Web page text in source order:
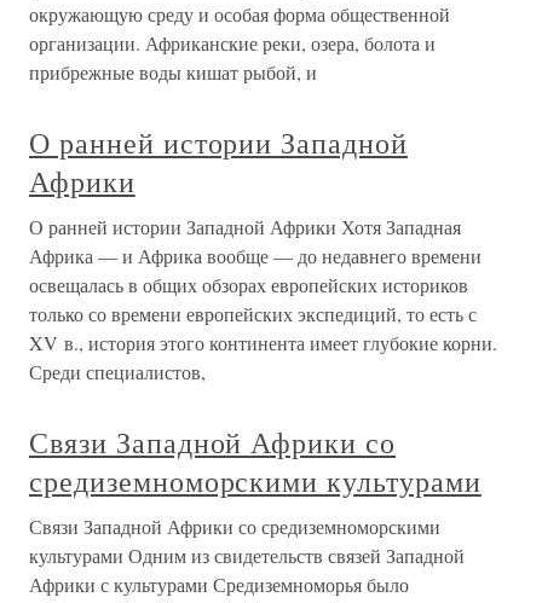
окружающую среду и особая форма общественной
организации. Африканские реки, озера, болота и
прибрежные воды кишат рыбой, и
О ранней истории Западной
Африки
О ранней истории Западной Африки Хотя Западная
Африка — и Африка вообще — до недавнего времени
освещалась в общих обзорах европейских историков
только со времени европейских экспедиций, то есть с
XV в., история этого континента имеет глубокие корни.
Среди специалистов,
Связи Западной Африки со
средиземноморскими культурами
Связи Западной Африки со средиземноморскими
культурами Одним из свидетельств связей Западной
Африки с культурами Средиземноморья было